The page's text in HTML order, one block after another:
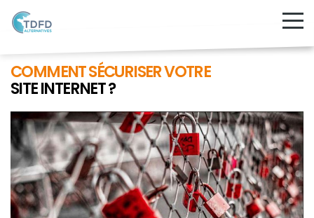
COMMENT SÉCURISER VOTRE
SITE INTERNET ?